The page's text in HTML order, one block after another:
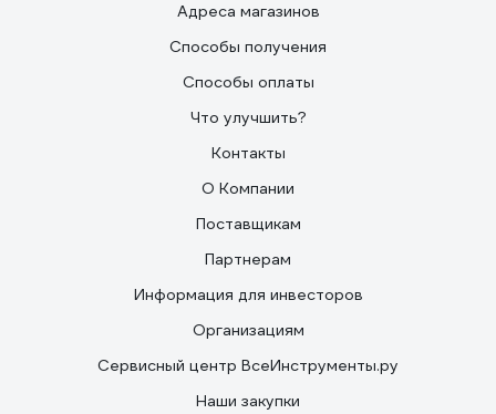
Адреса магазинов
Способы получения
Способы оплаты
Что улучшить?
Контакты
О Компании
Поставщикам
Партнерам
Информация для инвесторов
Организациям
Сервисный центр ВсеИнструменты.ру
Наши закупки